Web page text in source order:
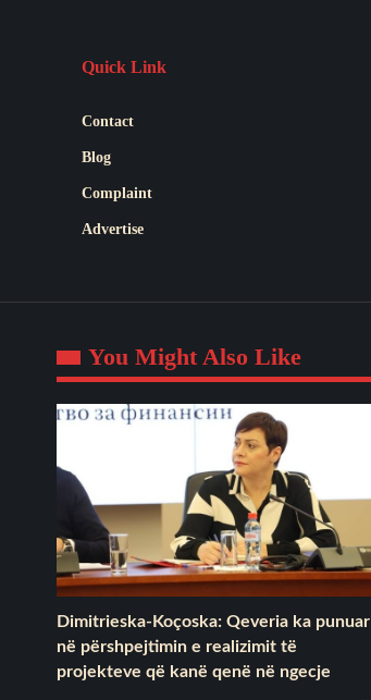
Quick Link
Contact
Blog
Complaint
Advertise
You Might Also Like
Dimitrieska-Koçoska: Qeveria ka punuar
në përshpejtimin e realizimit të
projekteve që kanë qenë në ngecje